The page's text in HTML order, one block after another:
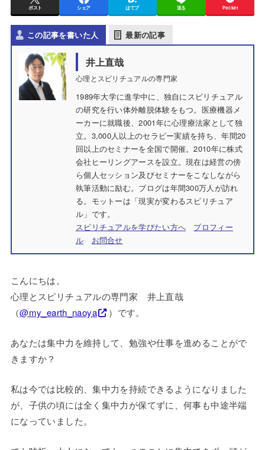
ポスト シェア はてブ 送る Pocket
この記事を書いた人 最新の記事
井上直哉
心理とスピリチュアルの専門家
1989年大学に進学中に、独自にスピリチュアル
の研究を行い体外離脱体験をもつ。医療機器メ
ーカーに就職後、2001年に心理療法家として独
立。3,000人以上のセラピー実績を持ち、年間20
回以上のセミナーを全国で開催。2010年に株式
会社ヒーリングアースを設立。現在は経営の傍
ら個人セッション及びセミナーをこなしながら
執筆活動に励む。ブログは年間300万人が訪れ
る。モットーは「現実が変わるスピリチュア
ル」です。
スピリチュアルを学びたい方へ
プロフィー
ル
お問合せ
こんにちは。
心理とスピリチュアルの専門家 井上直哉
（@my_earth_naoya ）です。
あなたは集中力を維持して、勉強や仕事を進めることがで
きますか？
私は今では比較的、集中力を持続できるようになりました
が、子供の頃には全く集中力が保てずに、何事も中途半端
になっていました。